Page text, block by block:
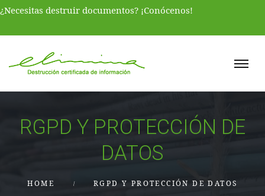
¿Necesitas destruir documentos? ¡Conócenos!
RGPD Y PROTECCIÓN DE
DATOS
HOME RGPD Y PROTECCIÓN DE DATOS